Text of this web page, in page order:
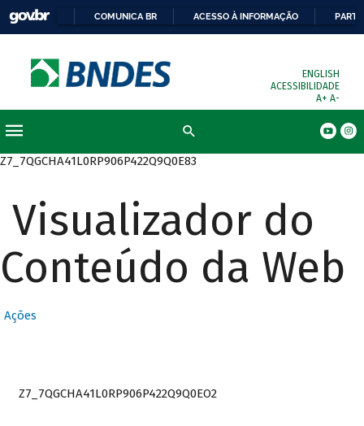
COMUNICA BR ACESSO À INFORMAÇÃO
ENGLISH
ACESSIBILIDADE
A+ A-
Z7_7QGCHA41L0RP906P422Q9Q0E83
Visualizador do
Conteúdo da Web
Ações
Z7_7QGCHA41L0RP906P422Q9Q0EO2